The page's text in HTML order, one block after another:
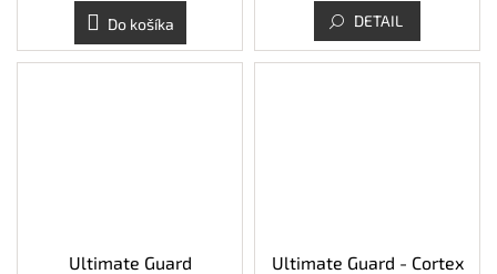
Do košíka DETAIL
Ultimate Guard
Ultimate Guard - Cortex